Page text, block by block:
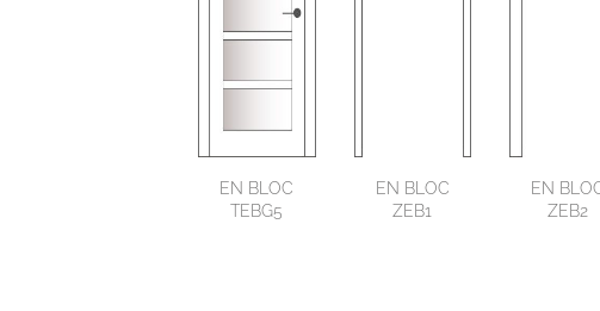
EN BLOC
TEBG5
EN BLOC
ZEB1
EN
ZEB2